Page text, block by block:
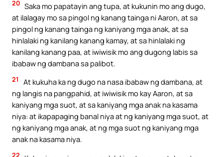
20 Saka mo papatayin ang tupa, at kukunin mo ang dugo,
at ilalagay mo sa pingol ng kanang tainga ni Aaron, at sa
pingol ng kanang tainga ng kaniyang mga anak, at sa
hinlalaki ng kanilang kanang kamay, at sa hinlalaki ng
kanilang kanang paa, at iwiwisik mo ang dugong labis sa
ibabaw ng dambana sa palibot.
21
At kukuha ka ng dugo na nasa ibabaw ng dambana, at
ng langis na pangpahid, at iwiwisik mo kay Aaron, at sa
kaniyang mga suot, at sa kaniyang mga anak na kasama
niya: at ikapapaging banal niya at ng kaniyang mga suot, at
ng kaniyang mga anak, at ng mga suot ng kaniyang mga
anak na kasama niya.
22